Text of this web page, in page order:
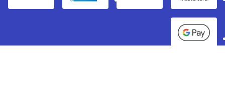
Google Pay